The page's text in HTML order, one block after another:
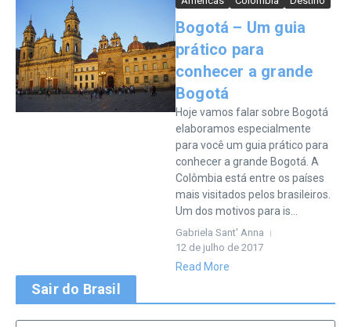
Bogotá – Um guia
prático para
conhecer a grande
Bogotá
Hoje vamos falar sobre Bogotá
elaboramos especialmente
para você um guia prático para
conhecer a grande Bogotá. A
Colômbia está entre os países
mais visitados pelos brasileiros.
Um dos motivos para is...
Gabriela Sant' Anna
12 de julho de 2017
Read More
Sair do Brasil